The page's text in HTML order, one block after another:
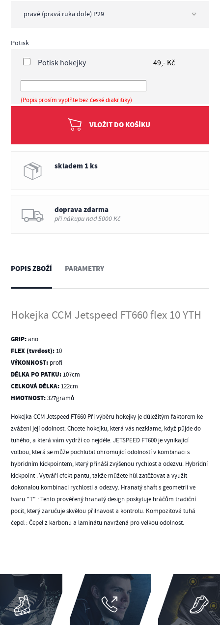
Potisk
Potisk hokejky 49,- Kč
(Popis prosím vyplňte bez české diakritiky)
VLOŽIT DO KOŠÍKU
skladem 1 ks
doprava zdarma
při nákupu nad 5000 Kč
POPIS ZBOŽÍ
Hokejka CCM Jetspeed FT660 flex 10 YTH
GRIP:ano
FLEX (tvrdost): 10
VÝKONNOST: profi
DÉLKA PO PATKU: 107cm
CELKOVÁ DÉLKA: 122cm
HMOTNOST:327gramů
Hokejka CCM Jetspeed FT660 Při výběru hokejky je důležitým faktorem ke
zvážení její odolnost. Chcete hokejku, která vás nezklame, když půjde do
tuhého, a která vám vydrží co nejdéle. JETSPEED FT600 je vynikající
volbou, která se může pochlubit ohromující odolností v kombinaci s
hybridním kickpointem, který přináší zvýšenou rychlost a odezvu. Hybridní
kickpoint : Vytváří efekt pantu, takže můžete hůl zatěžovat a využít
dokonalou kombinaci rychlosti a odezvy. Hranatý shaft s geometrií ve
tvaru "T" : Tento prověřený hranatý design poskytuje hráčům tradiční
pocit, který zaručuje skvělou přilnavost a kontrolu. Kompozitová tuhá
čepel : Čepel z karbonu a laminátu navržená pro velkou odolnost.
PARAMETRY